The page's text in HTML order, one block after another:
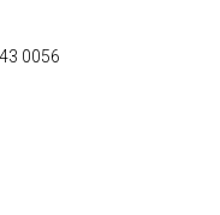
0800 043 0056